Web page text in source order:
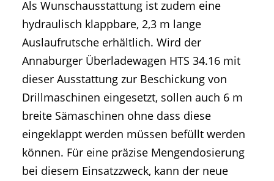
Als Wunschausstattung ist zudem eine
hydraulisch klappbare, 2,3 m lange
Auslaufrutsche erhältlich. Wird der
Annaburger Überladewagen HTS 34.16 mit
dieser Ausstattung zur Beschickung von
Drillmaschinen eingesetzt, sollen auch 6 m
breite Sämaschinen ohne dass diese
eingeklappt werden müssen befüllt werden
können. Für eine präzise Mengendosierung
bei diesem Einsatzzweck, kann der neue